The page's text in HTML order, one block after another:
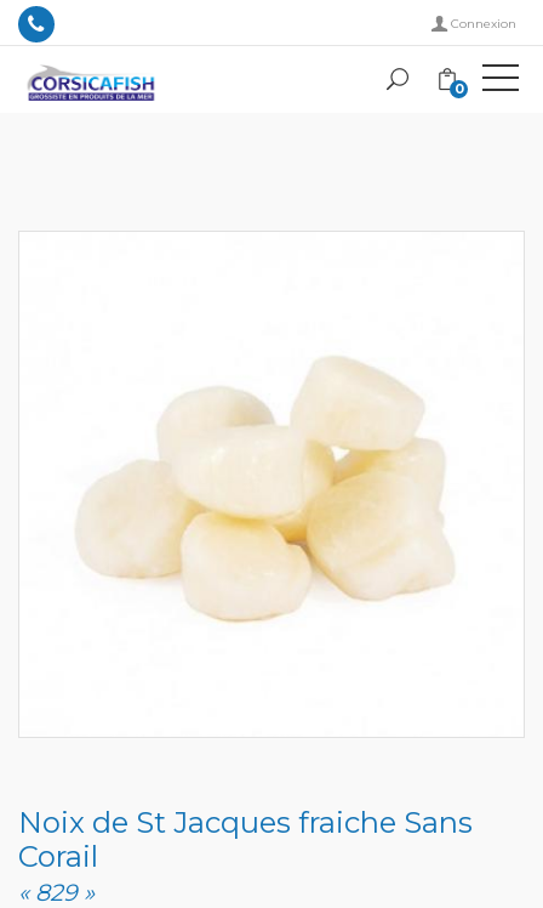
Connexion
0
Noix de St Jacques fraiche Sans
Corail
« 829 »